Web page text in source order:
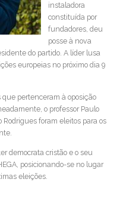
instaladora
constituída por
fundadores, deu
posse à nova
do partido. A líder lusa
europeias no próximo dia 9
pertenceram à oposição
o professor Paulo
foram eleitos para os
democrata cristão e o seu
posicionando-se no lugar
eleições.